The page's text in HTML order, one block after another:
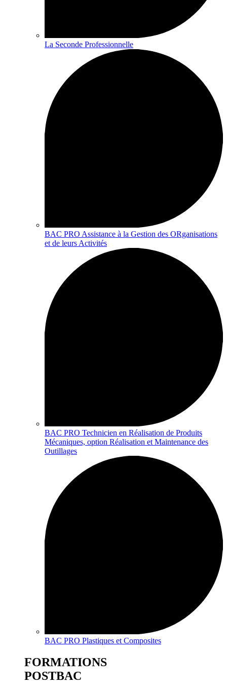
La Seconde Professionnelle
BAC PRO Assistance à la Gestion des ORganisations
et de leurs Activités
BAC PRO Technicien en Réalisation de Produits
Mécaniques, option Réalisation et Maintenance des
Outillages
BAC PRO Plastiques et Composites
FORMATIONS
POSTBAC